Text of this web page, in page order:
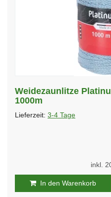
Weidezaunlitze
1000m
Lieferzeit: 3-4 Tage
inkl.
In den Warenkorb